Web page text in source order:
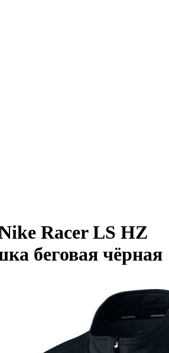
Racer LS HZ
беговая чёрная